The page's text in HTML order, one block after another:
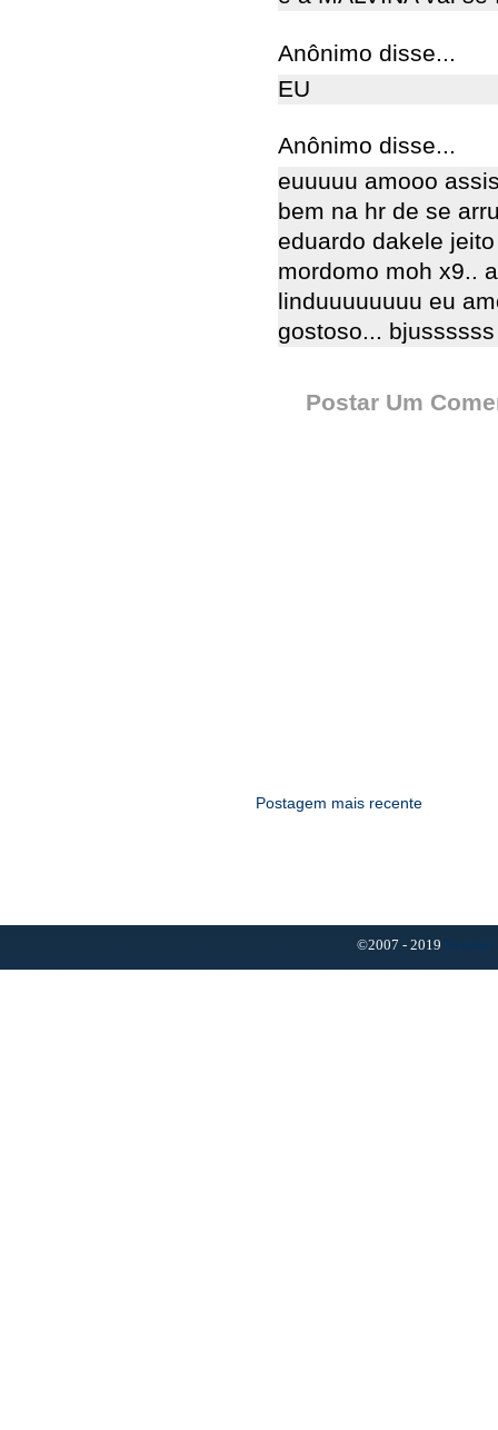
Anônimo disse...
EU
Anônimo disse...
euuuuu amooo
bem na hr de se
eduardo dakele
mordomo moh x9..
linduuuuuuuu eu
gostoso... bjussssss
Postar Um
Postagem mais recente
©2007 - 2019